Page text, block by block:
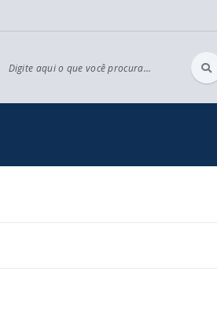
Digite aqui o que você procura...